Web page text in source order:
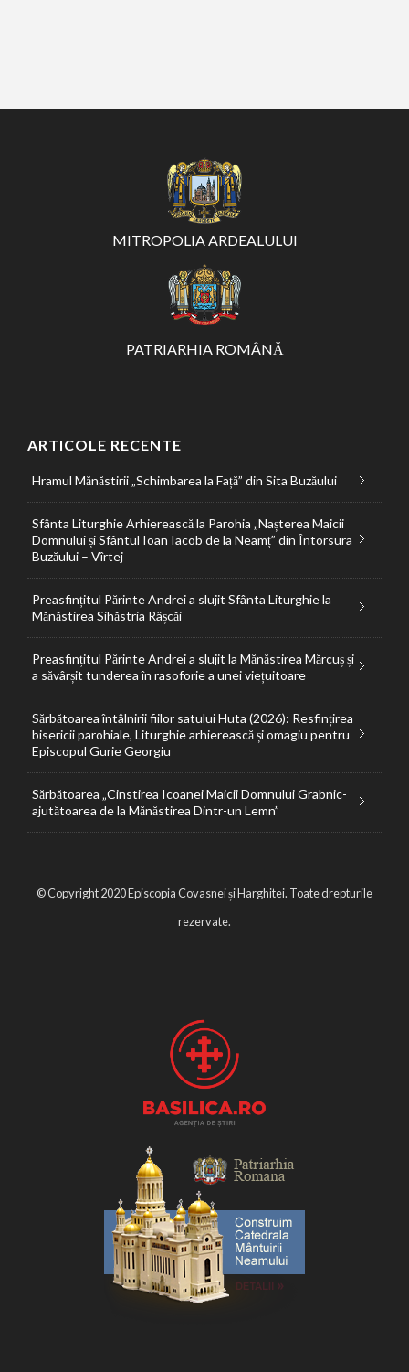
MITROPOLIA ARDEALULUI
PATRIARHIA ROMÂNĂ
ARTICOLE RECENTE
Hramul Mănăstirii „Schimbarea la Față” din Sita Buzăului
Sfânta Liturghie Arhierească la Parohia „Nașterea Maicii
Domnului și Sfântul Ioan Iacob de la Neamț” din Întorsura
Buzăului – Vîrtej
Preasfințitul Părinte Andrei a slujit Sfânta Liturghie la
Mănăstirea Sihăstria Râșcăi
Preasfințitul Părinte Andrei a slujit la Mănăstirea Mărcuș și
a săvârșit tunderea în rasoforie a unei viețuitoare
Sărbătoarea întâlnirii fiilor satului Huta (2026): Resfințirea
bisericii parohiale, Liturghie arhierească și omagiu pentru
Episcopul Gurie Georgiu
Sărbătoarea „Cinstirea Icoanei Maicii Domnului Grabnic-
ajutătoarea de la Mănăstirea Dintr-un Lemn”
© Copyright 2020 Episcopia Covasnei și Harghitei. Toate drepturile
rezervate.